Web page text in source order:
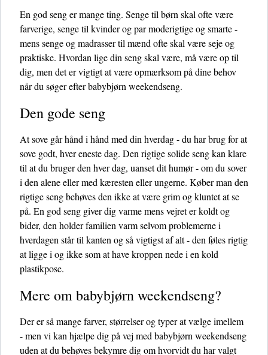
En god seng er mange ting. Senge til børn skal ofte være
farverige, senge til kvinder og par moderigtige og smarte -
mens senge og madrasser til mænd ofte skal være seje og
praktiske. Hvordan lige din seng skal være, må være op til
dig, men det er vigtigt at være opmærksom på dine behov
når du søger efter babybjørn weekendseng.
Den gode seng
At sove går hånd i hånd med din hverdag - du har brug for at
sove godt, hver eneste dag. Den rigtige solide seng kan klare
til at du bruger den hver dag, uanset dit humør - om du sover
i den alene eller med kæresten eller ungerne. Køber man den
rigtige seng behøves den ikke at være grim og kluntet at se
på. En god seng giver dig varme mens vejret er koldt og
bider, den holder familien varm selvom problemerne i
hverdagen står til kanten og så vigtigst af alt - den føles rigtig
at ligge i og ikke som at have kroppen nede i en kold
plastikpose.
Mere om babybjørn weekendseng?
Der er så mange farver, størrelser og typer at vælge imellem
- men vi kan hjælpe dig på vej med babybjørn weekendseng
uden at du behøves bekymre dig om hvorvidt du har valgt